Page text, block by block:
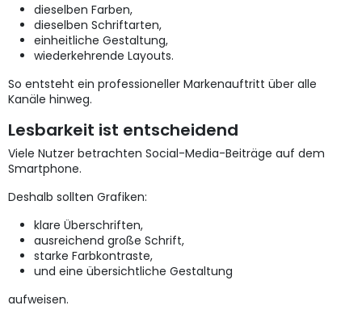
dieselben Farben,
dieselben Schriftarten,
einheitliche Gestaltung,
wiederkehrende Layouts.
So entsteht ein professioneller Markenauftritt über alle
Kanäle hinweg.
Lesbarkeit ist entscheidend
Viele Nutzer betrachten Social-Media-Beiträge auf dem
Smartphone.
Deshalb sollten Grafiken:
klare Überschriften,
ausreichend große Schrift,
starke Farbkontraste,
und eine übersichtliche Gestaltung
aufweisen.